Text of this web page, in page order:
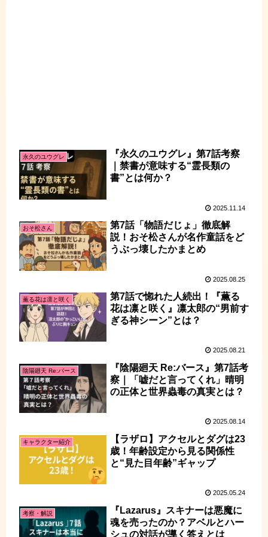
永久のユウグレ
『永久のユウグレ』第7話考察
｜禁書が意味する“霊長類の
書”とは何か？
2025.11.14
おそ松さん
第7話「物語だじょ」徹底解
説！おそ松さんが名作童話をど
うぶっ壊したかまとめ
2025.08.25
薫る花は凛と咲く
第7話で惚れた人続出！『薫る
花は凛と咲く』凛太郎の“男前す
ぎる神シーン”とは？
2025.08.21
陰陽廻天 Re:バース
『陰陽廻天 Re:バース』第7話考
察｜「嘘だと言ってくれ」晴明
の正体と世界蟲毒の真実とは？
2025.08.14
キャラクター紹介
【ラザロ】アクセルとダグは23
歳！年齢設定から見る関係性
と“見た目年齢”ギャップ
2025.05.24
考察・解説
『Lazarus』スキナーは悪魔に
魂を売ったのか？アベルとハー
シュの対話が導く答えとは